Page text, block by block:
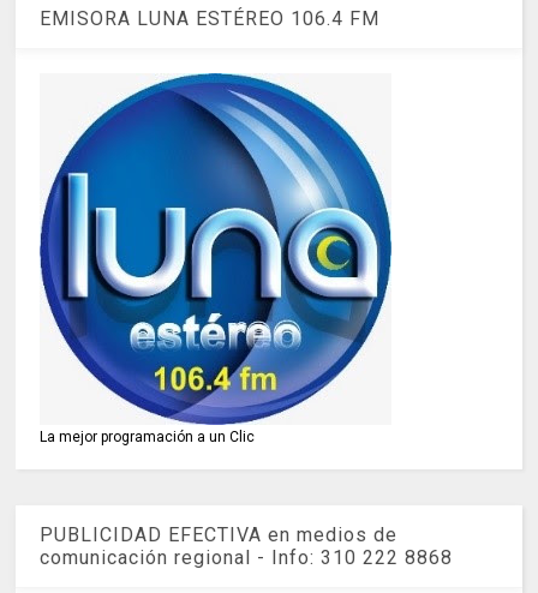
EMISORA LUNA ESTÉREO 106.4 FM
La mejor programación a un Clic
PUBLICIDAD EFECTIVA en medios de
comunicación regional - Info: 310 222 8868